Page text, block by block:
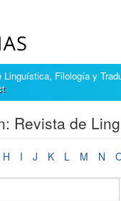
Filología y
Revista de
H I J K L M N